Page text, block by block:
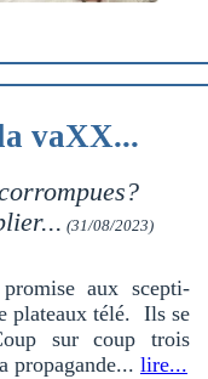
vaXX...
(31/08/2023)
aux scepti-
plateaux télé. Ils se
sur coup trois
propagande... lire...